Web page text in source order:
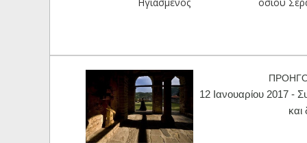
12 Ιανουαρίου 2017 -
και